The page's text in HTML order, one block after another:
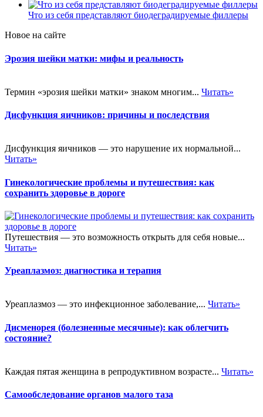
Что из себя представляют биодеградируемые филлеры
Новое на сайте
Эрозия шейки матки: мифы и реальность
Термин «эрозия шейки матки» знаком многим... Читать»
Дисфункция яичников: причины и последствия
Дисфункция яичников — это нарушение их нормальной...
Читать»
Гинекологические проблемы и путешествия: как
сохранить здоровье в дороге
Путешествия — это возможность открыть для себя новые...
Читать»
Уреаплазмоз: диагностика и терапия
Уреаплазмоз — это инфекционное заболевание,... Читать»
Дисменорея (болезненные месячные): как облегчить
состояние?
Каждая пятая женщина в репродуктивном возрасте... Читать»
Самообследование органов малого таза